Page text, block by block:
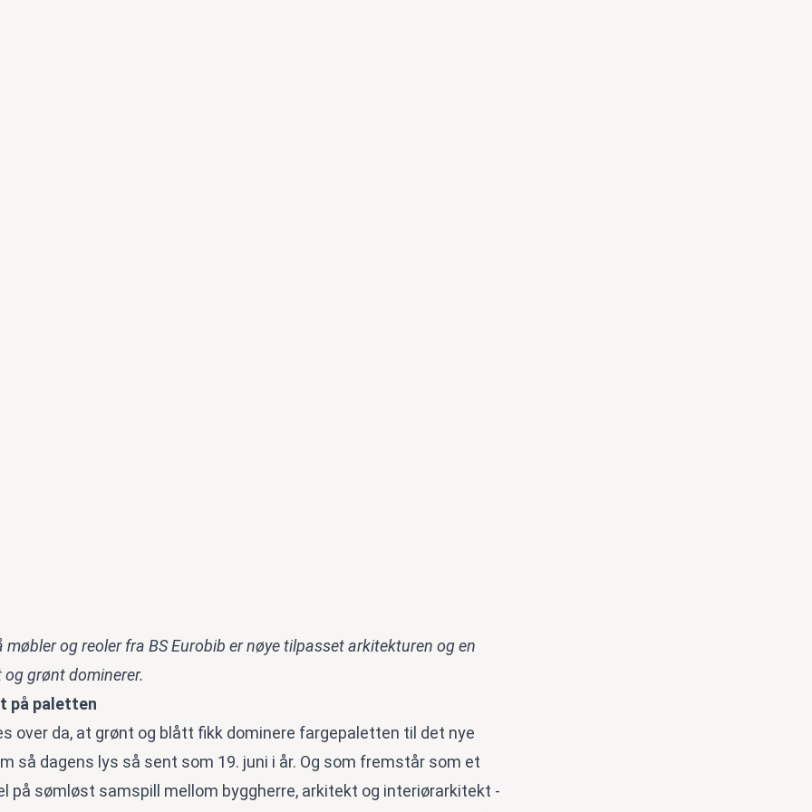
møbler og reoler fra BS Eurobib er nøye tilpasset arkitekturen og en
grønt dominerer.
på paletten
over da, at grønt og blått fikk dominere fargepaletten til det nye
så dagens lys så sent som 19. juni i år. Og som fremstår som et
på sømløst samspill mellom byggherre, arkitekt og interiørarkitekt -